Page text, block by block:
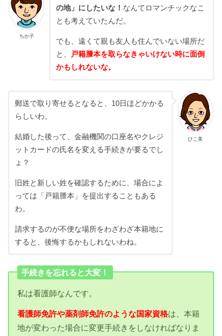
ちか子
の地」にしたいな！ なんてロマンチックなこ
とも考えていたんだ。
でも、遠くて親も友人も住んでいない場所だ
と、
戸籍謄本を取らなきゃいけない時に面倒
かもしれないな。
ひこ美
郵送で取り寄せるとなると、10日ほどかかる
らしいわ。
結婚した後って、金融機関の口座名やクレジ
ットカードの氏名を変える手続きが要るでし
ょ？
旧姓と新しい姓を確認するために、場合によ
っては「戸籍謄本」を提出することもある
わ。
請求するのが不便な場所をわざわざ本籍地に
すると、後悔するかもしれないわね。
手続きを忘れると大変！
私は看護師なんです。
看護師免許や薬剤師免許のような国家資格は、本籍
地が変わった場合に変更手続きをしなければなりま